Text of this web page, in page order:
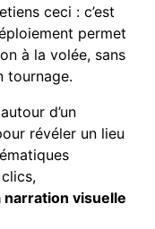
ceci : c’est
permet
à la volée, sans
tournage.
d’un
révéler un lieu
visuelle